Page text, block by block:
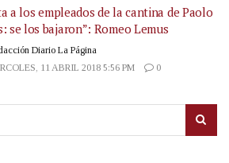
a los empleados de la cantina de Paolo
se los bajaron”: Romeo Lemus
Diario La Página
11 ABRIL 2018 5:56 PM
0